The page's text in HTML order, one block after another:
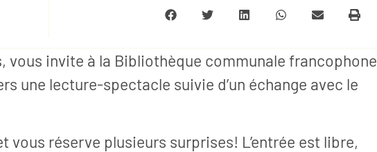
vous invite à la Bibliothèque communale francophone
une lecture-spectacle suivie d’un échange avec le
vous réserve plusieurs surprises! L’entrée est libre,